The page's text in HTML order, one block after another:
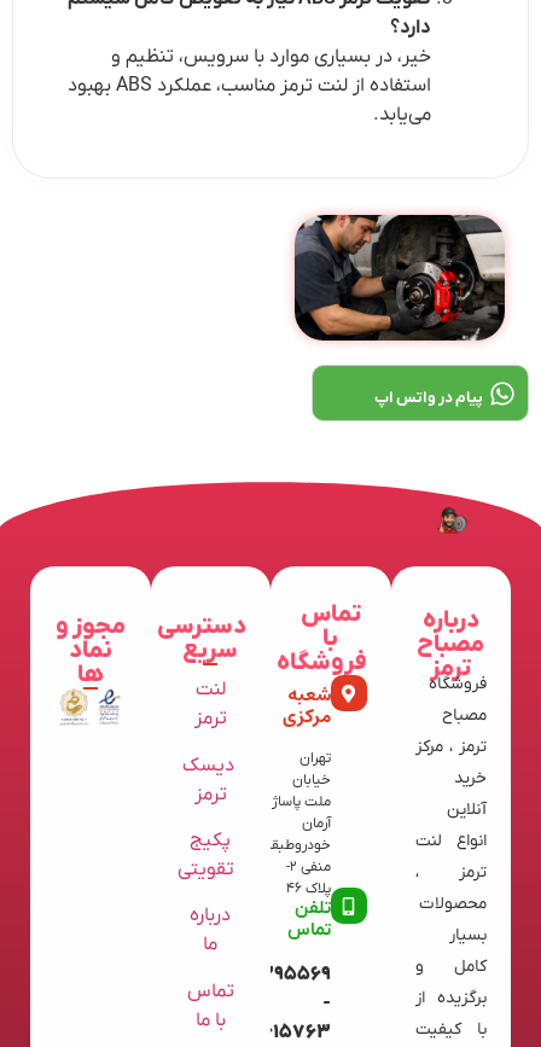
دارد؟
خیر، در بسیاری موارد با سرویس، تنظیم و
استفاده از لنت ترمز مناسب، عملکرد ABS بهبود
می‌یابد.
پیام در واتس اپ
درباره
مصباح
ترمز
فروشگاه
مصباح
ترمز ، مرکز
خرید
آنلاین
انواع لنت
ترمز ،
محصولات
بسیار
کامل و
برگزیده از
با کیفیت
تماس
با
فروشگاه
شعبه
مرکزی
تهران
خیابان
ملت پاساژ
آرمان
خودروطبقه
منفی 2-
پلاک 46
تلفن
تماس
09120395569
-
02136615763
دسترسی
سریع
لنت
ترمز
دیسک
ترمز
پکیج
تقویتی
درباره
ما
تماس
با ما
مجوز و
نماد
ها